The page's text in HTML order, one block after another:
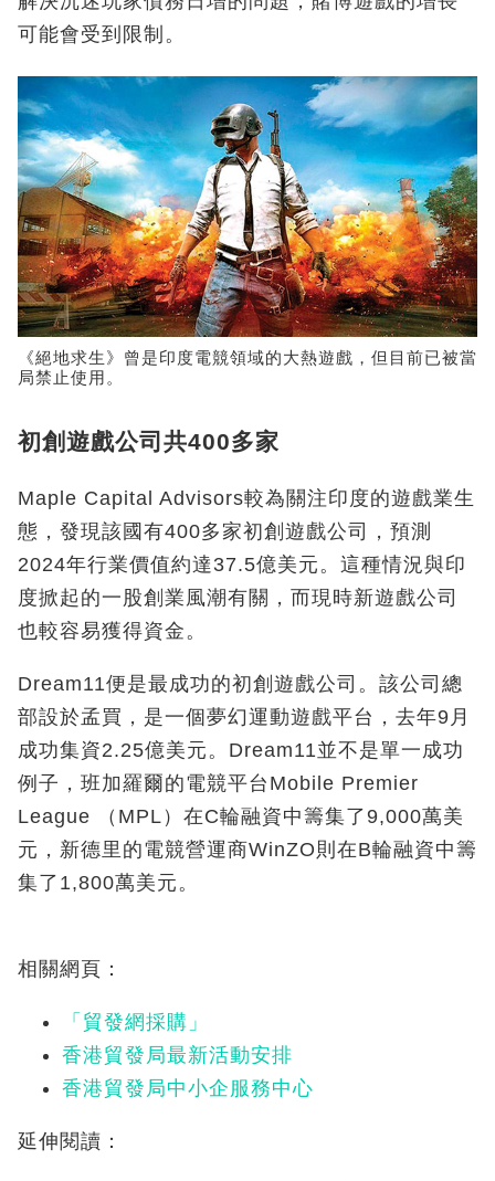
可能會受到限制。
《絕地求生》曾是印度電競領域的大熱遊戲，但目前已被當
局禁止使用。
初創遊戲公司共400多家
Maple Capital Advisors較為關注印度的遊戲業生
態，發現該國有400多家初創遊戲公司，預測
2024年行業價值約達37.5億美元。這種情況與印
度掀起的一股創業風潮有關，而現時新遊戲公司
也較容易獲得資金。
Dream11便是最成功的初創遊戲公司。該公司總
部設於孟買，是一個夢幻運動遊戲平台，去年9月
成功集資2.25億美元。Dream11並不是單一成功
例子，班加羅爾的電競平台Mobile Premier
League （MPL）在C輪融資中籌集了9,000萬美
元，新德里的電競營運商WinZO則在B輪融資中籌
集了1,800萬美元。
相關網頁：
「貿發網採購」
香港貿發局最新活動安排
香港貿發局中小企服務中心
延伸閱讀：